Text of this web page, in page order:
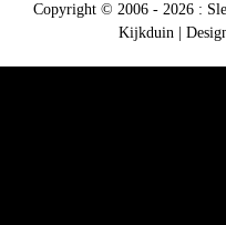
Copyright © 2006 - 2026 :
Kijkduin